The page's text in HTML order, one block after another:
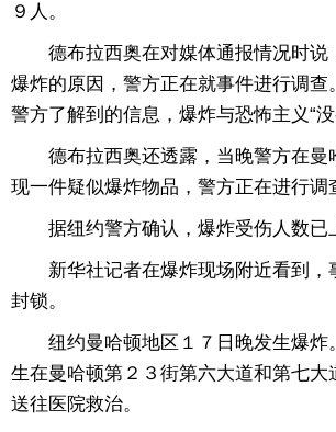
９人。
德布拉西奥在对媒体通报情况时说
爆炸的原因，警方正在就事件进行调查
警方了解到的信息，爆炸与恐怖主义“没
德布拉西奥还透露，当晚警方在曼
现一件疑似爆炸物品，警方正在进行调
据纽约警方确认，爆炸受伤人数已
新华社记者在爆炸现场附近看到，
封锁。
纽约曼哈顿地区１７日晚发生爆炸
生在曼哈顿第２３街第六大道和第七大
送往医院救治。